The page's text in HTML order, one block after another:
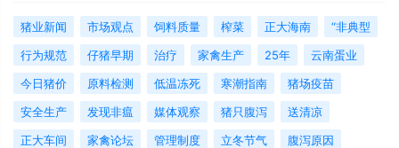
猪业新闻 市场观点 饲料质量 榨菜 正大海南
“非典型
行为规范
仔猪早期 治疗 家禽生产 25年
云南蛋业
今日猪价
原料检测 低温冻死 寒潮指南
猪场疫苗
安全生产
发现非瘟 媒体观察 猪只腹泻
送清凉
正大车间
家禽论坛 管理制度 立冬节气
腹泻原因